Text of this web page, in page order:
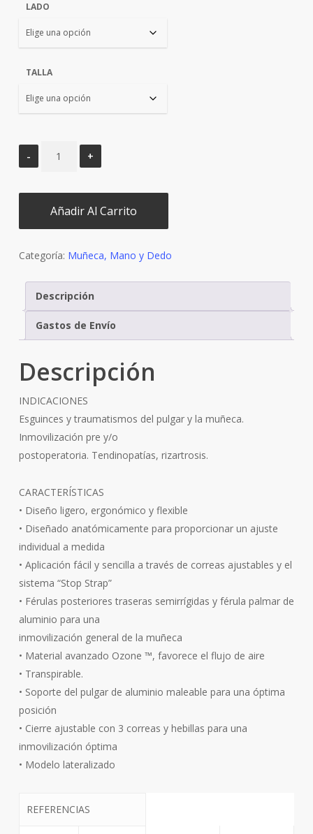
€29,90. €25,50.
LADO
TALLA
Añadir Al Carrito
Categoría: Muñeca, Mano y Dedo
Descripción
Gastos de Envío
Descripción
INDICACIONES
Esguinces y traumatismos del pulgar y la muñeca.
Inmovilización pre y/o
postoperatoria. Tendinopatías, rizartrosis.
CARACTERÍSTICAS
• Diseño ligero, ergonómico y flexible
• Diseñado anatómicamente para proporcionar un ajuste
individual a medida
• Aplicación fácil y sencilla a través de correas ajustables y el
sistema “Stop Strap”
• Férulas posteriores traseras semirrígidas y férula palmar de
aluminio para una
inmovilización general de la muñeca
• Material avanzado Ozone ™, favorece el flujo de aire
• Transpirable.
• Soporte del pulgar de aluminio maleable para una óptima
posición
• Cierre ajustable con 3 correas y hebillas para una
inmovilización óptima
• Modelo lateralizado
REFERENCIAS